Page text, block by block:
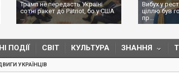
Трамп не передасть Україні
сотні ракет до Patriot, бо у США
...
Вибух у
ціллю був
пр...
ПОДІЇ СВІТ КУЛЬТУРА ЗНАННЯ
УКРАЇНЦІВ